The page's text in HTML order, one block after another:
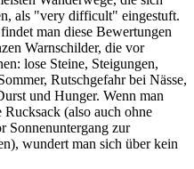
als "very difficult" eingestuft.
man diese Bewertungen
Warnschilder, die vor
lose Steine, Steigungen,
Rutschgefahr bei Nässe,
und Hunger. Wenn man
(also auch ohne
Sonnenuntergang zur
wundert man sich über kein